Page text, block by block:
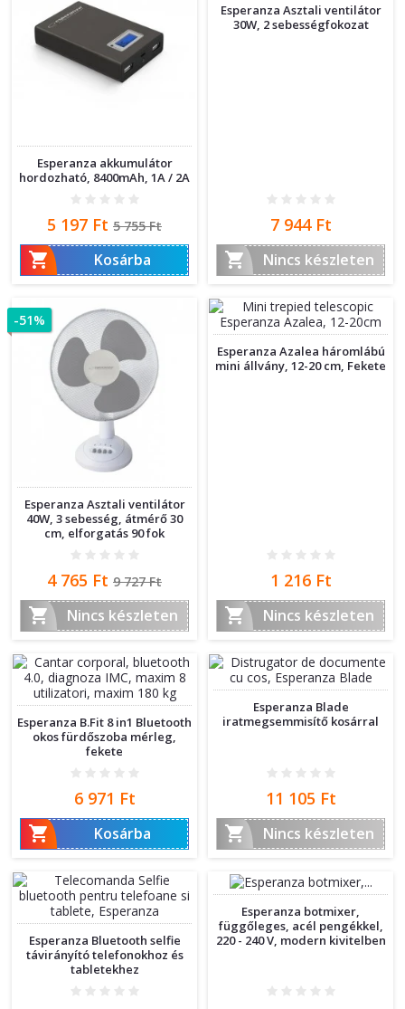
Esperanza akkumulátor
hordozható, 8400mAh, 1A / 2A
Ár
5 197 Ft Normál
ár
5 755 Ft
 Kosárba
Esperanza Asztali ventilátor
30W, 2 sebességfokozat
Ár
7 944 Ft

Nincs készleten
Esperanza Asztali ventilátor
40W, 3 sebesség, átmérő 30
cm, elforgatás 90 fok
Ár
4 765 Ft Normál
ár
9 727 Ft
 Nincs készleten
-51%
Esperanza Azalea háromlábú
mini állvány, 12-20 cm, Fekete
Ár
1 216 Ft

Nincs készleten
Esperanza B.Fit 8 in1 Bluetooth
okos fürdőszoba mérleg,
fekete
Ár
6 971 Ft

Kosárba
Esperanza Blade
iratmegsemmisítő kosárral
Ár
11 105 Ft

Nincs készleten
Esperanza Bluetooth selfie
távirányító telefonokhoz és
tabletekhez
Esperanza botmixer,
függőleges, acél pengékkel,
220 - 240 V, modern kivitelben